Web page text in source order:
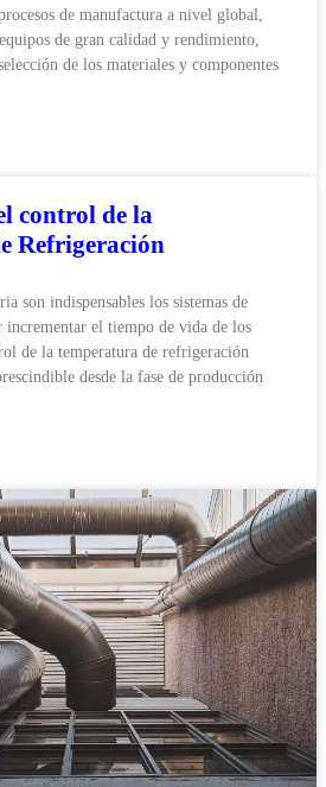
de manufactura a nivel global,
de gran calidad y rendimiento,
de los materiales y componentes
control de la
Refrigeración
son indispensables los sistemas de
incrementar el tiempo de vida de los
de la temperatura de refrigeración
desde la fase de producción